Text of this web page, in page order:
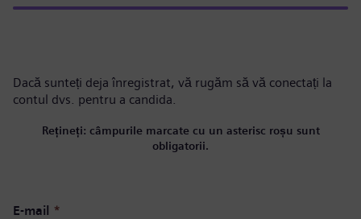
Dacă sunteți deja înregistrat, vă rugăm să vă conectați la
contul dvs. pentru a candida.
Rețineți: câmpurile marcate cu un asterisc roșu sunt
obligatorii.
E-mail *